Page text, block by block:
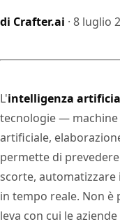
di Crafter.ai · 8 luglio
L'intelligenza
tecnologie —
artificiale,
permette di
scorte, automatizzare
in tempo reale. Non è
leva con cui le